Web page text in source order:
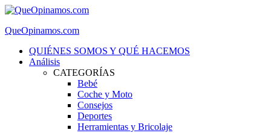
QueOpinamos.com
QUIÉNES SOMOS Y QUÉ HACEMOS
Análisis
CATEGORÍAS
Bebé
Coche y Moto
Consejos
Deportes
Herramientas y Bricolaje